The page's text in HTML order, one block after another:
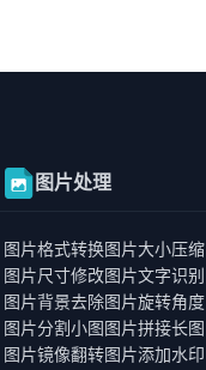
图片处理
图片格式转换图片大小压缩
图片尺寸修改图片文字识别
图片背景去除图片旋转角度
图片分割小图图片拼接长图
图片镜像翻转图片添加水印